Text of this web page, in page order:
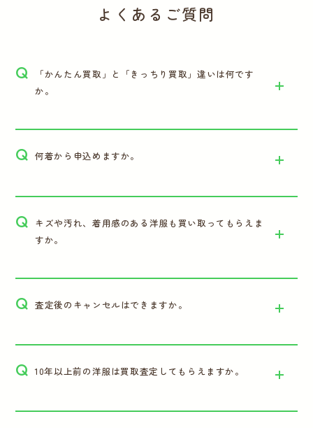
よくあるご質問
Q
「かんたん買取」と「きっちり買取」違いは何です
か。
Q 何着から申込めますか。
Q キズや汚れ、着用感のある洋服も買い取ってもらえま
すか。
Q 査定後のキャンセルはできますか。
Q 10年以上前の洋服は買取査定してもらえますか。